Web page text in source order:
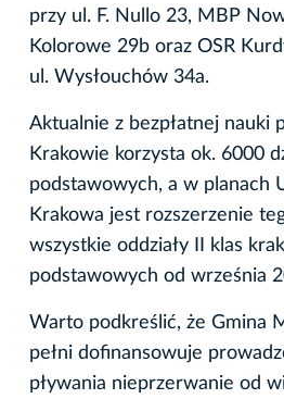
przy ul. F. Nullo 23, MBP
Kolorowe 29b oraz OSR
ul. Wysłouchów 34a.
Aktualnie z bezpłatnej nauki
Krakowie korzysta ok. 6000
podstawowych, a w planach
Krakowa jest rozszerzenie
wszystkie oddziały II klas
podstawowych od września
Warto podkreślić, że Gmina
pełni dofinansowuje
pływania nieprzerwanie od